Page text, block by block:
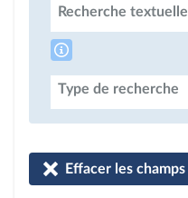
Recherche textuelle
Type de recherche
Effacer les champs